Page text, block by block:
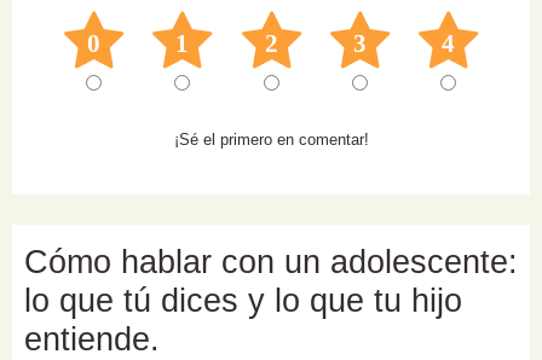
0 1 2 3 4
¡Sé el primero en comentar!
Cómo hablar con un adolescente:
lo que tú dices y lo que tu hijo
entiende.